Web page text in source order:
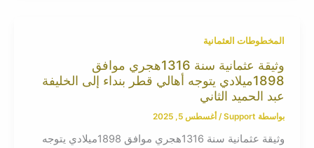
المخطوطات العثمانية
وثيقة عثمانية سنة 1316هجري موافق
1898ميلادي يتوجه أهالي قطر بنداء إلى الخليفة
عبد الحميد الثاني
بواسطة Support
/ أغسطس 5, 2025
وثيقة عثمانية سنة 1316هجري موافق 1898ميلادي يتوجه